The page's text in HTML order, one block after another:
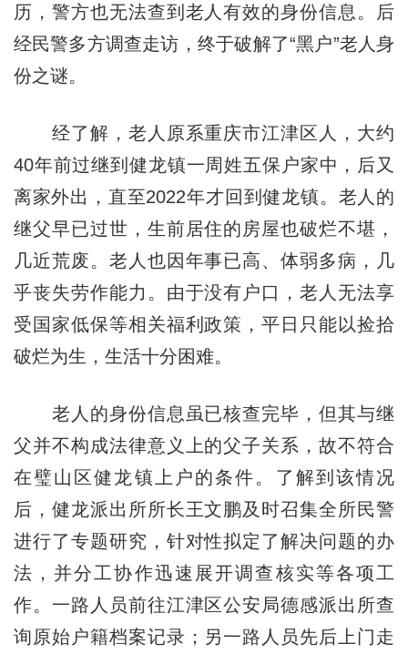
历，警方也无法查到老人有效的身份信息。后
经民警多方调查走访，终于破解了“黑户”老人身
份之谜。
经了解，老人原系重庆市江津区人，大约
40年前过继到健龙镇一周姓五保户家中，后又
离家外出，直至2022年才回到健龙镇。老人的
继父早已过世，生前居住的房屋也破烂不堪，
几近荒废。老人也因年事已高、体弱多病，几
乎丧失劳作能力。由于没有户口，老人无法享
受国家低保等相关福利政策，平日只能以捡拾
破烂为生，生活十分困难。
老人的身份信息虽已核查完毕，但其与继
父并不构成法律意义上的父子关系，故不符合
在璧山区健龙镇上户的条件。了解到该情况
后，健龙派出所所长王文鹏及时召集全所民警
进行了专题研究，针对性拟定了解决问题的办
法，并分工协作迅速展开调查核实等各项工
作。一路人员前往江津区公安局德感派出所查
询原始户籍档案记录；另一路人员先后上门走